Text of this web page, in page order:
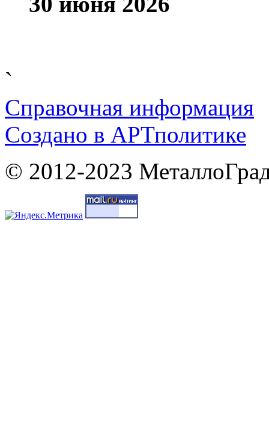
`
Справочная информация
Cоздано в АРТполитике
© 2012-2023